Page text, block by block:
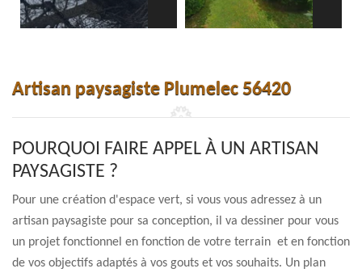
Artisan paysagiste Plumelec 56420
POURQUOI FAIRE APPEL À UN ARTISAN
PAYSAGISTE ?
Pour une création d'espace vert, si vous vous adressez à un
artisan paysagiste pour sa conception, il va dessiner pour vous
un projet fonctionnel en fonction de votre terrain et en fonction
de vos objectifs adaptés à vos gouts et vos souhaits. Un plan